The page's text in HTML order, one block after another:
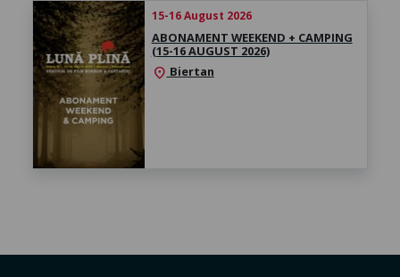
15-16 August 2026
ABONAMENT WEEKEND + CAMPING
(15-16 AUGUST 2026)
location_on Biertan